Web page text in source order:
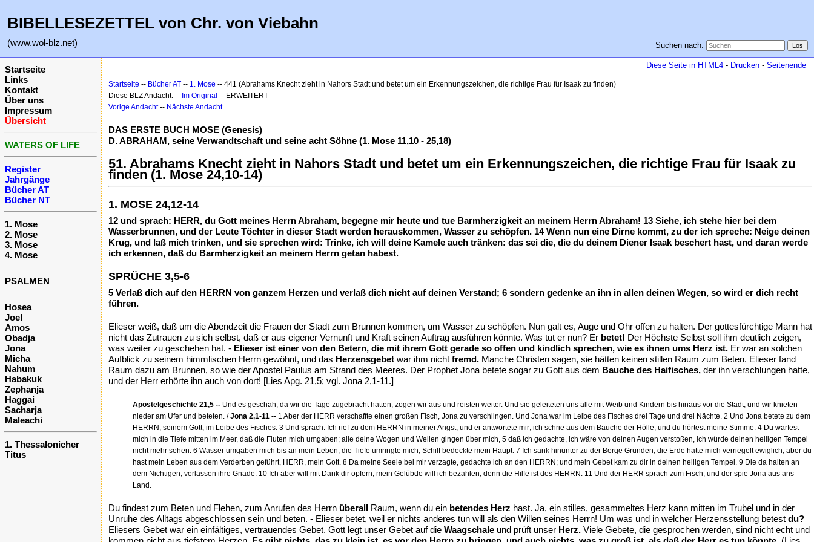
BIBELLESEZETTEL von Chr. von Viebahn
(www.wol-blz.net) Suchen nach:
Startseite
Links
Kontakt
Über uns
Impressum
Übersicht
WATERS OF LIFE
Register
Jahrgänge
Bücher AT
Bücher NT
1. Mose
2. Mose
3. Mose
4. Mose
PSALMEN
Hosea
Joel
Amos
Obadja
Jona
Micha
Nahum
Habakuk
Zephanja
Haggai
Sacharja
Maleachi
1. Thessalonicher
Titus
Diese Seite in HTML4 - Drucken - Seitenende
Startseite -- Bücher AT -- 1. Mose -- 441 (Abrahams Knecht zieht in Nahors Stadt und betet um ein Erkennungszeichen, die richtige Frau für Isaak zu finden)
Diese BLZ Andacht: -- Im Original -- ERWEITERT
Vorige Andacht-- Nächste Andacht
DAS ERSTE BUCH MOSE (Genesis)
D. ABRAHAM, seine Verwandtschaft und seine acht Söhne (1. Mose 11,10 - 25,18)
51. Abrahams Knecht zieht in Nahors Stadt und betet um ein Erkennungszeichen, die richtige Frau für Isaak zu
finden (1. Mose 24,10-14)
1. MOSE 24,12-14
12 und sprach: HERR, du Gott meines Herrn Abraham, begegne mir heute und tue Barmherzigkeit an meinem Herrn Abraham! 13 Siehe, ich stehe hier bei dem
Wasserbrunnen, und der Leute Töchter in dieser Stadt werden herauskommen, Wasser zu schöpfen. 14 Wenn nun eine Dirne kommt, zu der ich spreche: Neige deinen
Krug, und laß mich trinken, und sie sprechen wird: Trinke, ich will deine Kamele auch tränken: das sei die, die du deinem Diener Isaak beschert hast, und daran werde
ich erkennen, daß du Barmherzigkeit an meinem Herrn getan habest.
SPRÜCHE 3,5-6
5 Verlaß dich auf den HERRN von ganzem Herzen und verlaß dich nicht auf deinen Verstand; 6 sondern gedenke an ihn in allen deinen Wegen, so wird er dich recht
führen.
Elieser weiß, daß um die Abendzeit die Frauen der Stadt zum Brunnen kommen, um Wasser zu schöpfen. Nun galt es, Auge und Ohr offen zu halten. Der gottesfürchtige Mann hat
nicht das Zutrauen zu sich selbst, daß er aus eigener Vernunft und Kraft seinen Auftrag ausführen könnte. Was tut er nun? Er betet! Der Höchste Selbst soll ihm deutlich zeigen,
was weiter zu geschehen hat. - Elieser ist einer von den Betern, die mit ihrem Gott gerade so offen und kindlich sprechen, wie es ihnen ums Herz ist. Er war an solchen
Aufblick zu seinem himmlischen Herrn gewöhnt, und das Herzensgebet war ihm nicht fremd. Manche Christen sagen, sie hätten keinen stillen Raum zum Beten. Elieser fand
Raum dazu am Brunnen, so wie der Apostel Paulus am Strand des Meeres. Der Prophet Jona betete sogar zu Gott aus dem Bauche des Haifisches, der ihn verschlungen hatte,
und der Herr erhörte ihn auch von dort! [Lies Apg. 21,5; vgl. Jona 2,1-11.]
Apostelgeschichte 21,5 -- Und es geschah, da wir die Tage zugebracht hatten, zogen wir aus und reisten weiter. Und sie geleiteten uns alle mit Weib und Kindern bis hinaus vor die Stadt, und wir knieten
nieder am Ufer und beteten. /Jona 2,1-11 -- 1 Aber der HERR verschaffte einen großen Fisch, Jona zu verschlingen. Und Jona war im Leibe des Fisches drei Tage und drei Nächte. 2 Und Jona betete zu dem
HERRN, seinem Gott, im Leibe des Fisches. 3 Und sprach: Ich rief zu dem HERRN in meiner Angst, und er antwortete mir; ich schrie aus dem Bauche der Hölle, und du hörtest meine Stimme. 4 Du warfest
mich in die Tiefe mitten im Meer, daß die Fluten mich umgaben; alle deine Wogen und Wellen gingen über mich, 5 daß ich gedachte, ich wäre von deinen Augen verstoßen, ich würde deinen heiligen Tempel
nicht mehr sehen. 6 Wasser umgaben mich bis an mein Leben, die Tiefe umringte mich; Schilf bedeckte mein Haupt. 7 Ich sank hinunter zu der Berge Gründen, die Erde hatte mich verriegelt ewiglich; aber du
hast mein Leben aus dem Verderben geführt, HERR, mein Gott. 8 Da meine Seele bei mir verzagte, gedachte ich an den HERRN; und mein Gebet kam zu dir in deinen heiligen Tempel. 9 Die da halten an
dem Nichtigen, verlassen ihre Gnade. 10 Ich aber will mit Dank dir opfern, mein Gelübde will ich bezahlen; denn die Hilfe ist des HERRN. 11 Und der HERR sprach zum Fisch, und der spie Jona aus ans
Land.
Du findest zum Beten und Flehen, zum Anrufen des Herrn überall Raum, wenn du ein betendes Herz hast. Ja, ein stilles, gesammeltes Herz kann mitten im Trubel und in der
Unruhe des Alltags abgeschlossen sein und beten. - Elieser betet, weil er nichts anderes tun will als den Willen seines Herrn! Um was und in welcher Herzensstellung betest du?
Eliesers Gebet war ein einfältiges, vertrauendes Gebet. Gott legt unser Gebet auf die Waagschale und prüft unser Herz. Viele Gebete, die gesprochen werden, sind nicht echt und